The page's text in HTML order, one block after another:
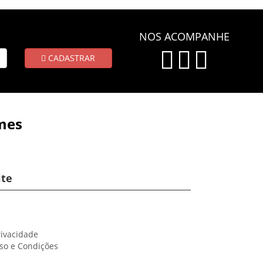
CADASTRAR
NOS ACOMPANHE
e Condições